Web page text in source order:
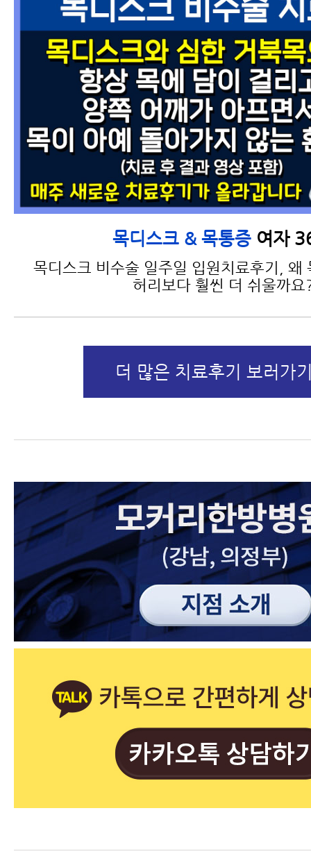
목디스크 & 목통증 여자
목디스크 비수술 일주일 입원치료후기, 왜
허리보다 훨씬 더 쉬울까요
더 많은 치료후기 보러가